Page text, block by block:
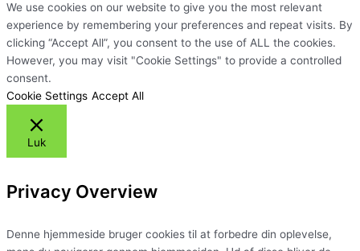
We use cookies on our website to give you the most relevant
experience by remembering your preferences and repeat visits. By
clicking “Accept All”, you consent to the use of ALL the cookies.
However, you may visit "Cookie Settings" to provide a controlled
consent.
Cookie Settings Accept All
Luk
Privacy Overview
Denne hjemmeside bruger cookies til at forbedre din oplevelse,